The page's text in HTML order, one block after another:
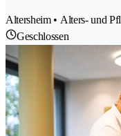
Altersheim • Alters- und
Geschlossen